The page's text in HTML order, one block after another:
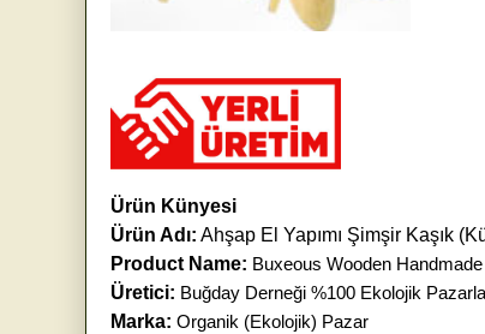
Ürün Künyesi
Ürün Adı: Ahşap El Yapımı Şimşir Kaşık
Product Name: Buxeous Wooden
Üretici: Buğday Derneği %100 Ekolojik
Marka: Organik (Ekolojik) Pazar